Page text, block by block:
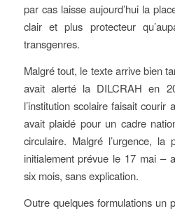
par cas laisse aujourd’hui la
clair et plus protecteur
transgenres.
Malgré tout, le texte arrive bien
avait alerté la DILCRAH en
l’institution scolaire faisait courir
avait plaidé pour un cadre
circulaire. Malgré l’urgence,
initialement prévue le 17 mai –
six mois, sans explication.
Outre quelques formulations un